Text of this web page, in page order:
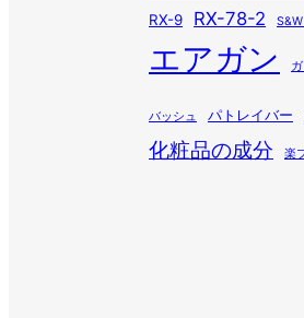
RX-9 RX-78-2
エアガン
バッシュ パトレイバー
化粧品の成分 楽